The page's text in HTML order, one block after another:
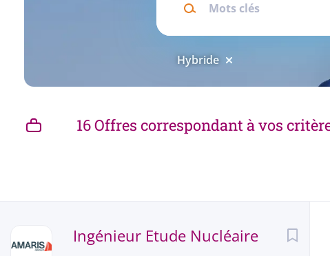
Hybride
16 Offres correspondant à vos
Ingénieur Etude Nucléaire